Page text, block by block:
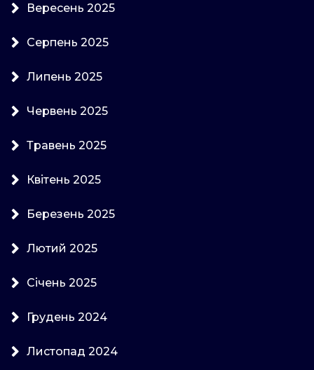
Вересень 2025
Серпень 2025
Липень 2025
Червень 2025
Травень 2025
Квітень 2025
Березень 2025
Лютий 2025
Січень 2025
Грудень 2024
Листопад 2024